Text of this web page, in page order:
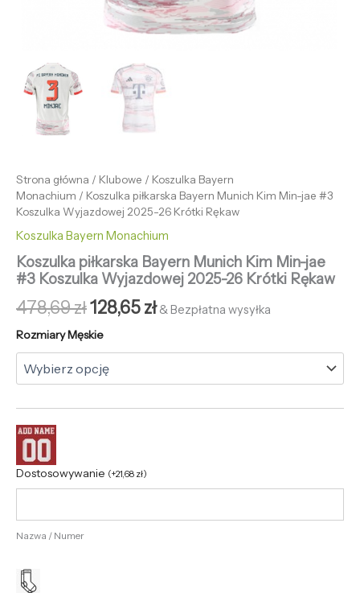
Strona główna / Klubowe / Koszulka Bayern
Monachium / Koszulka piłkarska Bayern Munich Kim Min-jae #3
Koszulka Wyjazdowej 2025-26 Krótki Rękaw
Koszulka Bayern Monachium
Koszulka piłkarska Bayern Munich Kim Min-jae
#3 Koszulka Wyjazdowej 2025-26 Krótki Rękaw
478,69zł128,65zł & Bezpłatna wysyłka
Rozmiary Męskie
Dostosowywanie (+21,68 zł)
Nazwa / Numer